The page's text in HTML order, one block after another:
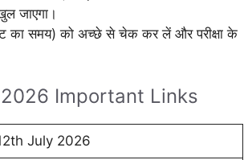
जाएगा।
का समय) को अच्छे से चेक कर लें और परीक्षा के
Important Links
July 2026